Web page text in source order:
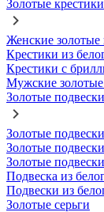
Золотые крестики
Женские золотые
Крестики из
Крестики с
Мужские золотые
Золотые подвески
Золотые
Золотые
Золотые
Подвеска из
Подвески из
Золотые серьги